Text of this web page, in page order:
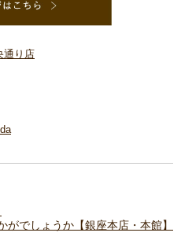
通り店
がでしょうか【銀座本店・本館】